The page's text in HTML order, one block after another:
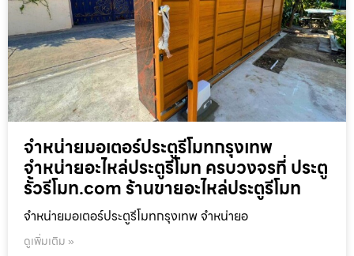
จำหน่ายมอเตอร์ประตูรีโมทกรุงเทพ
จำหน่ายอะไหล่ประตูรีโมท ครบวงจรที่ ประตู
รั้วรีโมท.com ร้านขายอะไหล่ประตูรีโมท
จำหน่ายมอเตอร์ประตูรีโมทกรุงเทพ จำหน่ายอ
ดูเพิ่มเติม »